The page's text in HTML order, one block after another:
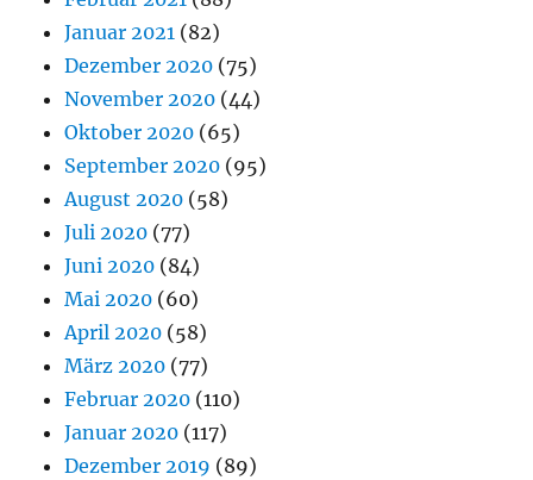
Januar 2021 (82)
Dezember 2020 (75)
November 2020 (44)
Oktober 2020 (65)
September 2020 (95)
August 2020 (58)
Juli 2020 (77)
Juni 2020 (84)
Mai 2020 (60)
April 2020 (58)
März 2020 (77)
Februar 2020 (110)
Januar 2020 (117)
Dezember 2019 (89)